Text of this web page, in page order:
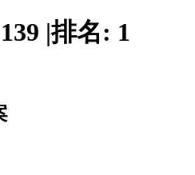
139 |排名: 1